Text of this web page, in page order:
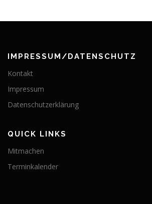
IMPRESSUM/DATENSCHUTZ
Kontakt
Impressum
Datenschutzerklärung
QUICK LINKS
Mitmachen
Terminkalender